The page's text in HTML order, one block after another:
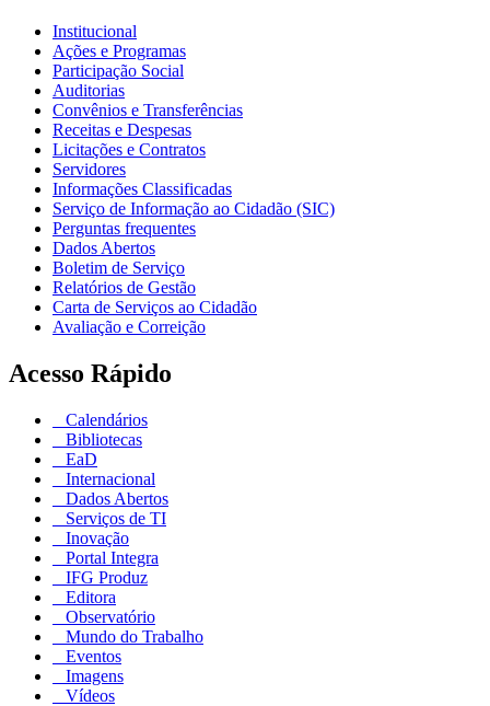
Institucional
Ações e Programas
Participação Social
Auditorias
Convênios e Transferências
Receitas e Despesas
Licitações e Contratos
Servidores
Informações Classificadas
Serviço de Informação ao Cidadão (SIC)
Perguntas frequentes
Dados Abertos
Boletim de Serviço
Relatórios de Gestão
Carta de Serviços ao Cidadão
Avaliação e Correição
Acesso Rápido
Calendários
Bibliotecas
EaD
Internacional
Dados Abertos
Serviços de TI
Inovação
Portal Integra
IFG Produz
Editora
Observatório
Mundo do Trabalho
Eventos
Imagens
Vídeos